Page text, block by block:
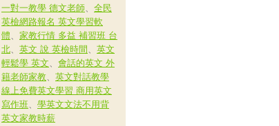
一對一教學 德文老師、 全民
英檢網路報名 英文學習軟
體、 家教行情 多益 補習班 台
北、 英文 說 英檢時間 、 英文
輕鬆學 英文、 會話的英文 外
籍老師家教、 英文對話教學
線上免費英文學習 商用英文
寫作班、 學英文文法不用背
英文家教時薪